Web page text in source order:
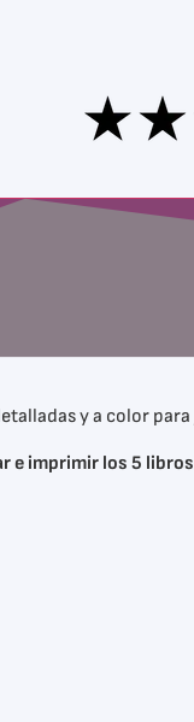
y a color para
e imprimir los 5 libros